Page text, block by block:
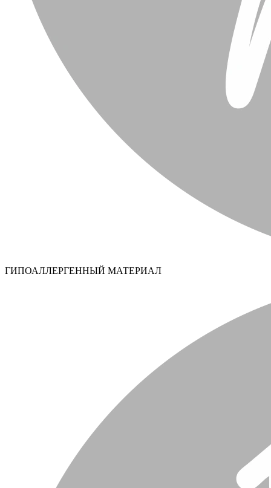
ГИПОАЛЛЕРГЕННЫЙ МАТЕРИАЛ